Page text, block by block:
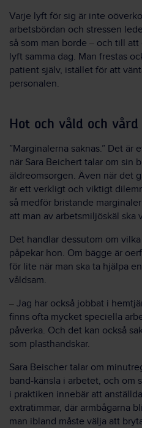
Varje lyft för sig är inte
arbetsbördan och stressen
så som man borde – och till att
lyft samma dag. Man frestas
patient själv, istället för att
personalen.
Hot och våld och
”Marginalerna saknas.” Det
när Sara Beichert talar om sin
äldreomsorgen. Även när det
är ett verkligt och viktigt
så medför bristande
att man av arbetsmiljöskäl ska
Det handlar dessutom om
påpekar hon. Om bägge är
för lite när man ska ta hjälpa
våldsam.
– Jag har också jobbat i
finns ofta mycket speciella
påverka. Och det kan också
som plasthandskar.
Sara Beischer talar om
band-känsla i arbetet, och om
i praktiken innebär att
extratimmar, där armbågarna
man ibland måste välja att